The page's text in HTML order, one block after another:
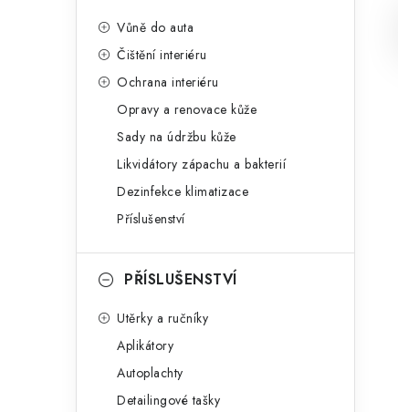
Vůně do auta
Čištění interiéru
Ochrana interiéru
Opravy a renovace kůže
Sady na údržbu kůže
Likvidátory zápachu a bakterií
Dezinfekce klimatizace
Příslušenství
PŘÍSLUŠENSTVÍ
Utěrky a ručníky
Aplikátory
Autoplachty
Detailingové tašky